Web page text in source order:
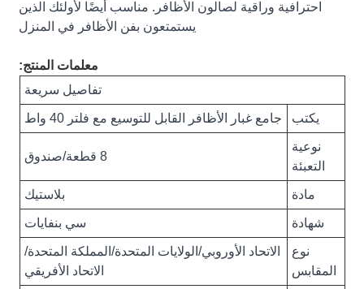
احترافية وراقية لصالون الأظافر. مناسب أيضًا لأولئك الذين
يستمتعون بفن الأظافر في المنزل
معلمات المنتج:
تفاصيل سريعة
يكتب جامع غبار الأظافر القابل للتوسيع مع فلتر 40 واط
نوعية
التعبئة
8 قطعة/صندوق
مادة بلاستيك
شهادة سي بنفايات
نوع
المقابس
الاتحاد الأوروبي/الولايات المتحدة/المملكة المتحدة/
الاتحاد الأفريقي